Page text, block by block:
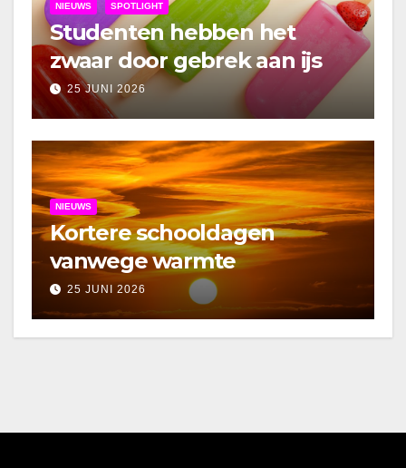
NIEUWS SPOTLIGHT
Studenten hebben het
zwaar door gebrek aan ijs
25 JUNI 2026
NIEUWS
Kortere schooldagen
vanwege warmte
25 JUNI 2026